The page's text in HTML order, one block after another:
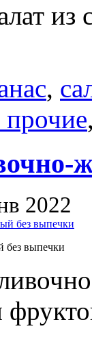
из
,
прочие,
2022
без выпечки